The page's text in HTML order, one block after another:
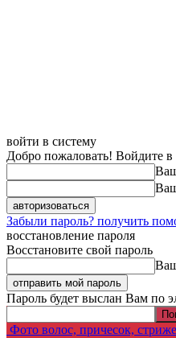
войти в систему
Добро пожаловать! Войдите
Забыли пароль? получить
восстановление пароля
Восстановите свой пароль
Пароль будет выслан Вам по
Фото волос, причесок,